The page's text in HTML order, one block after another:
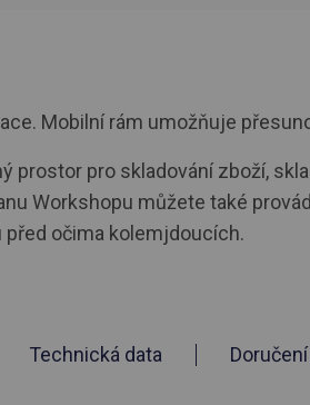
Mobilní rám umožňuje
prostor pro skladování zboží,
Workshopu můžete také
před očima kolemjdoucích.
Technická data